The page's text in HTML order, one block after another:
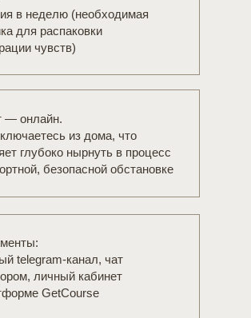
telegram-канал, чат
личный кабинет
GetCourse
— онлайн.
из дома, что
глубоко нырнуть в процесс
безопасной обстановке
в неделю (необходимая
для распаковки
чувств)